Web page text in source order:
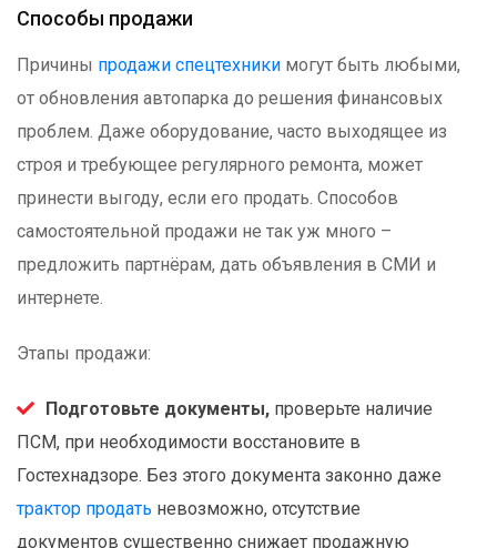
Способы продажи
Причины продажи спецтехники могут быть любыми,
от обновления автопарка до решения финансовых
проблем. Даже оборудование, часто выходящее из
строя и требующее регулярного ремонта, может
принести выгоду, если его продать. Способов
самостоятельной продажи не так уж много –
предложить партнёрам, дать объявления в СМИ и
интернете.
Этапы продажи:
Подготовьте документы, проверьте наличие
ПСМ, при необходимости восстановите в
Гостехнадзоре. Без этого документа законно даже
трактор продать невозможно, отсутствие
документов существенно снижает продажную